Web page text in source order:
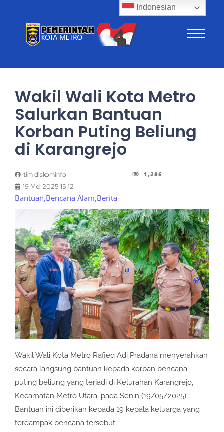
Wakil Wali Kota Metro
Salurkan Bantuan
Korban Puting Beliung
di Karangrejo
tim diskominfo
19 Mei 2025 15:12
Bantuan,Bencana Alam,Berita
1,286
Wakil Wali Kota Metro Rafieq Adi Pradana menyerahkan
secara langsung bantuan kepada korban bencana
puting beliung yang terjadi di Kelurahan Karangrejo,
Kecamatan Metro Utara, pada Senin (19/05/2025).
Bantuan ini diberikan kepada 19 kepala keluarga yang
terdampak bencana tersebut.
Indonesian